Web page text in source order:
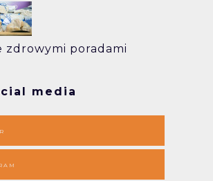
zdrowymi poradami
media